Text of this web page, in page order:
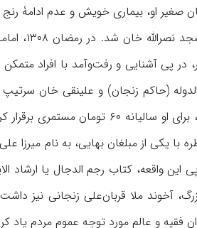
صغیر او، بیماری خویش و عدم
زنجانی با
م)، میرزا احمد خان علاءالدوله (حاکم زنجان) و
چون میرزا محمود خان‌ احتشام‌السلطنه،
۱۱۱، ۱۲۱-۱۲۳، ۱۳۳- ۱۳۹). زنجانی در پی این واقعه،
آخوند ملا قربان‌علی زنجانی نیز